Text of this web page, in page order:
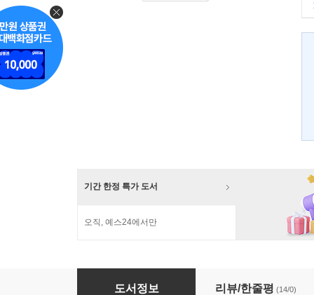
기간 한정 특가 도서
오직, 예스24에서만
트로트의 정치학
도서정보 리뷰/한줄평 (14/0)